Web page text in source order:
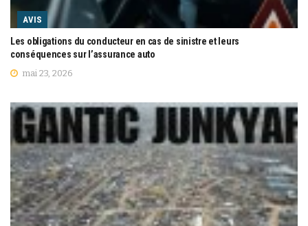
AVIS
Les obligations du conducteur en cas de sinistre et leurs
conséquences sur l’assurance auto
mai 23, 2026